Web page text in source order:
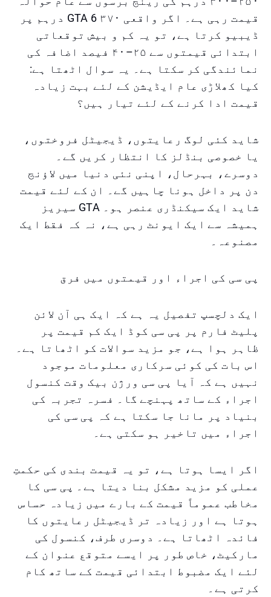
قیمت رہی ہے۔ اگر واقعی GTA 6 ۳۷۰ درہم پر
ڈیبیو کرتا ہے، تو یہ کم و بیش توقعاتی
ابتدائی قیمتوں سے ۲۵–۴۰ فیصد اضافہ کی
نمائندگی کر سکتا ہے۔ یہ سوال اٹھتا ہے:
کیا کھلاڑی عام ایڈیشن کے لئے بہت زیادہ
قیمت ادا کرنے کے لئے تیار ہیں؟
شاید کئی لوگ رعایتوں، ڈیجیٹل فروختوں،
یا خصوصی بنڈلز کا انتظار کریں گے۔
دوسرے، بہرحال، اپنی نئی دنیا میں لاؤنج
دن پر داخل ہونا چاہیں گے۔ ان کے لئے قیمت
شاید ایک سیکنڈری عنصر ہو۔ GTA سیریز
ہمیشہ سے ایک ایونٹ رہی ہے، نہ کہ فقط ایک
مصنوعہ۔
پی سی کی اجراء اور قیمتوں میں فرق
ایک دلچسپ تفصیل یہ ہے کہ ایک ہی آن لائن
پلیٹ فارم پر پی سی کوڈ ایک کم قیمت پر
ظاہر ہوا ہے، جو مزید سوالات کو اٹھاتا ہے۔
اس بات کی کوئی سرکاری معلومات موجود
نہیں ہے کہ آیا پی سی ورژن بیک وقت کنسول
اجراء کے ساتھ پہنچے گا۔ فسرہ تجربہ کی
بنیاد پر مانا جا سکتا ہے کہ پی سی کی
اجراء میں تاخیر ہو سکتی ہے۔
اگر ایسا ہوتا ہے، تو یہ قیمت بندی کی حکمتِ
عملی کو مزید مشکل بنا دیتا ہے۔ پی سی کا
مخاطب عموماً قیمت کے بارے میں زیادہ حساس
ہوتا ہے اور زیادہ تر ڈیجیٹل رعایتوں کا
فائدہ اٹھاتا ہے۔ دوسری طرف، کنسول کی
مارکیٹ، خاص طور پر ایسے متوقع عنوان کے
لئے ایک مضبوط ابتدائی قیمت کے ساتھ کام
کرتی ہے۔